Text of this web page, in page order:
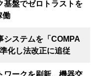
基盤でゼロトラストを
働
システムを「COMPA
化し法改正に追従
ワークを刷新、機器交